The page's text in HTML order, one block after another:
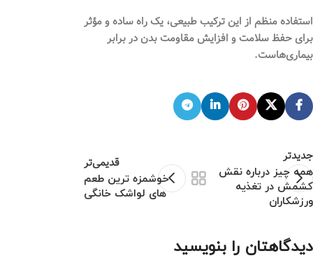
استفاده منظم از این ترکیب طبیعی، یک راه ساده و مؤثر
برای حفظ سلامت و افزایش مقاومت بدن در برابر
بیماری‌هاست.
جدیدتر
همه چیز درباره نقش
کشمش در تغذیه
ورزشکاران
قدیمی‌تر
خوشمزه ترین طعم
های لواشک خانگی
دیدگاهتان را بنویسید